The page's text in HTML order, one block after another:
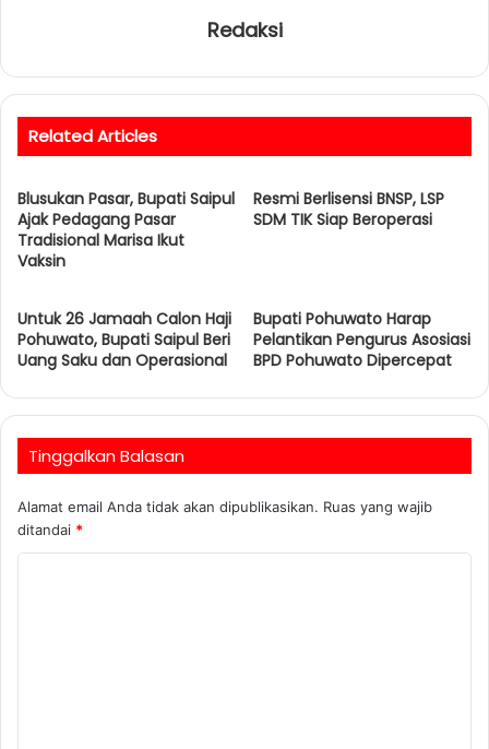
Redaksi
Related Articles
Blusukan Pasar, Bupati Saipul
Ajak Pedagang Pasar
Tradisional Marisa Ikut
Vaksin
Resmi Berlisensi BNSP, LSP
SDM TIK Siap Beroperasi
Untuk 26 Jamaah Calon Haji
Pohuwato, Bupati Saipul Beri
Uang Saku dan Operasional
Bupati Pohuwato Harap
Pelantikan Pengurus Asosiasi
BPD Pohuwato Dipercepat
Tinggalkan Balasan
Alamat email Anda tidak akan dipublikasikan. Ruas yang wajib
ditandai *